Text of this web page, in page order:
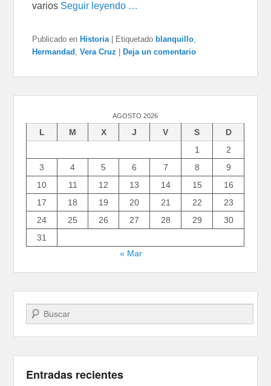
varios Seguir leyendo …
Publicado en Historia Etiquetado blanquillo,
Hermandad ,Vera Cruz Deja un comentario
AGOSTO 2026
L M X J V S
D
1
2
3
4 5 6 7 8
9
10
11 12 13 14 15
16
17
18 19 20 21 22
23
24
25 26 27 28 29
30
31
« Mar
Buscar
Entradas recientes